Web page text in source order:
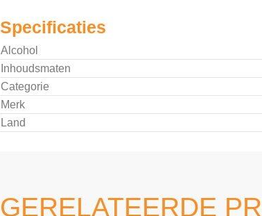
Specificaties
Alcohol
Inhoudsmaten
Categorie
Merk
Land
GERELATEERDE